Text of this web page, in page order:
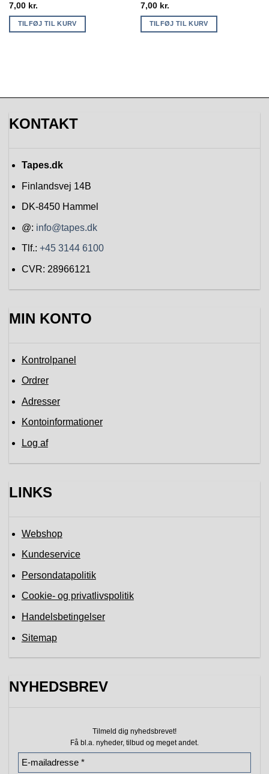
7,00 kr.
TILFØJ TIL KURV
7,00 kr.
TILFØJ TIL KURV
KONTAKT
Tapes.dk
Finlandsvej 14B
DK-8450 Hammel
@: info@tapes.dk
Tlf.: +45 3144 6100
CVR: 28966121
MIN KONTO
Kontrolpanel
Ordrer
Adresser
Kontoinformationer
Log af
LINKS
Webshop
Kundeservice
Persondatapolitik
Cookie- og privatlivspolitik
Handelsbetingelser
Sitemap
NYHEDSBREV
Tilmeld dig nyhedsbrevet!
Få bl.a. nyheder, tilbud og meget andet.